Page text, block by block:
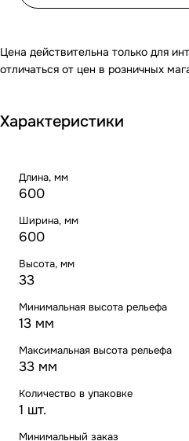
Цена действительна только для
отличаться от цен в розничных
Характеристики
Длина, мм
600
Ширина, мм
600
Высота, мм
33
Минимальная высота рельефа
13 мм
Максимальная высота рельефа
33 мм
Количество в упаковке
1 шт.
Минимальный заказ